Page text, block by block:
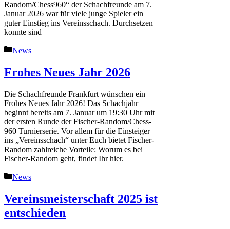
Random/Chess960“ der Schachfreunde am 7.
Januar 2026 war für viele junge Spieler ein
guter Einstieg ins Vereinsschach. Durchsetzen
konnte sind
Kategorien
News
Frohes Neues Jahr 2026
Die Schachfreunde Frankfurt wünschen ein
Frohes Neues Jahr 2026! Das Schachjahr
beginnt bereits am 7. Januar um 19:30 Uhr mit
der ersten Runde der Fischer-Random/Chess-
960 Turnierserie. Vor allem für die Einsteiger
ins „Vereinsschach“ unter Euch bietet Fischer-
Random zahlreiche Vorteile: Worum es bei
Fischer-Random geht, findet Ihr hier.
Kategorien
News
Vereinsmeisterschaft 2025 ist
entschieden